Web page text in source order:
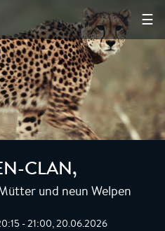
☰
CLAN,
und neun Welpen
- 21:00, 20.06.2026